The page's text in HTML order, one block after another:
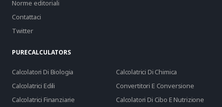
Norme editoriali
Contattaci
Twitter
PURECALCULATORS
Calcolatori Di Biologia
Calcolatrici Di Chimica
Calcolatrici Edili
Convertitori E Conversione
Calcolatrici Finanziarie
Calcolatori Di Cibo E Nutrizione